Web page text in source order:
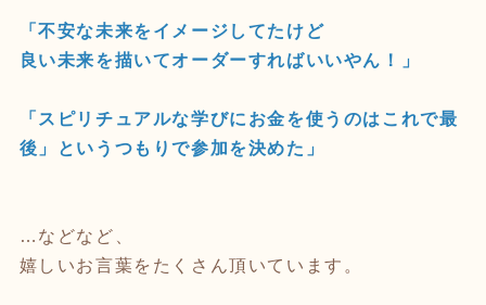
「不安な未来をイメージしてたけど
良い未来を描いてオーダーすればいいやん！」
「スピリチュアルな学びにお金を使うのはこれで最
後」というつもりで参加を決めた」
…などなど、
嬉しいお言葉をたくさん頂いています。